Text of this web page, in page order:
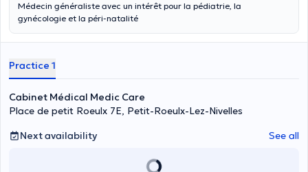
Médecin généraliste avec un intérêt pour la pédiatrie, la
gynécologie et la péri-natalité
Practice 1
Cabinet Médical Medic Care
Place de petit Roeulx 7E, Petit-Roeulx-Lez-Nivelles
Next availability
See all